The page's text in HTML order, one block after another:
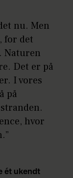
nu. Men
for det
Naturen
Det er på
I vores
på
hvor
ét ukendt